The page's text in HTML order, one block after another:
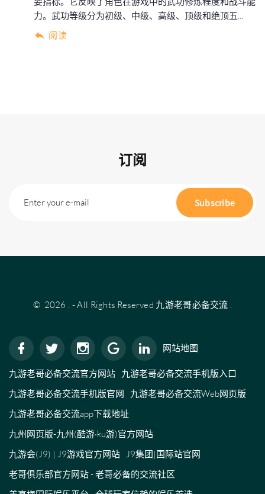
力。武功等级分为初级、中级、高级、顶级和绝顶五...
阅读
订阅
Enter your e-mail Subscribe
© 2026 . - All Rights Reserved 九游老哥必备交流 .
网站地图
九游老哥必备交流官方网站 九游老哥必备交流手机版入口
九游老哥必备交流手机版官网
九游老哥必备交流Web网页版
九游老哥必备交流app下载地址
九州网页版-九州(酷游·ku游)官方网站
九游会(J9) | J9游戏官方网站 J9集团|国际站官网
老哥俱乐部官方网站 - 老哥必备的交流社区